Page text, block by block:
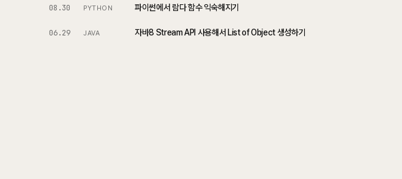
08.30 PYTHON 파이썬에서 람다 함수 익숙해지기
06.29 JAVA 자바8 Stream API 사용해서 List of Object 생성하기